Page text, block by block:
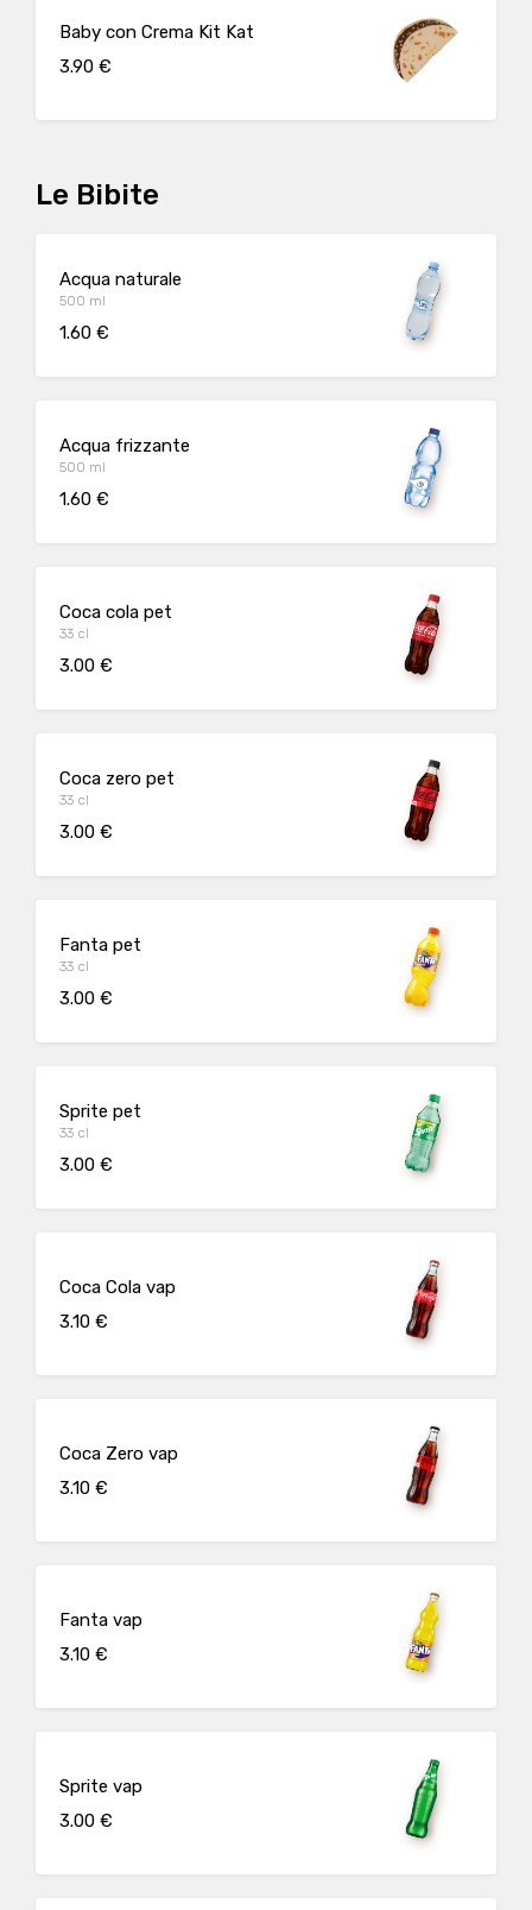
Baby con Crema Kit Kat
3.90 €
Le Bibite
Acqua naturale
500 ml
1.60 €
Acqua frizzante
500 ml
1.60 €
Coca cola pet
33 cl
3.00 €
Coca zero pet
33 cl
3.00 €
Fanta pet
33 cl
3.00 €
Sprite pet
33 cl
3.00 €
Coca Cola vap
3.10 €
Coca Zero vap
3.10 €
Fanta vap
3.10 €
Sprite vap
3.00 €